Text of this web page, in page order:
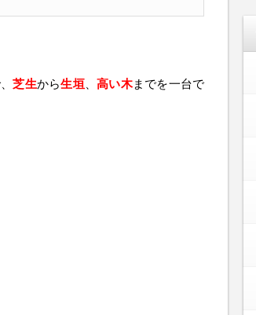
芝生から生垣、高い木までを一台で